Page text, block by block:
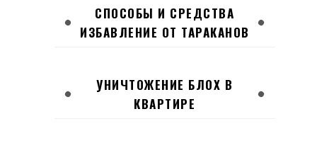
СПОСОБЫ И СРЕДСТВА
ИЗБАВЛЕНИЕ ОТ ТАРАКАНОВ
УНИЧТОЖЕНИЕ БЛОХ В
КВАРТИРЕ